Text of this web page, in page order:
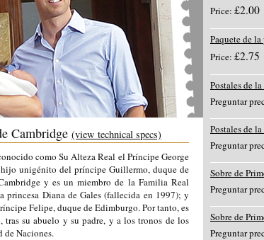
Cambridge (view technical specs)
como Su Alteza Real el Príncipe George
unigénito del príncipe Guillermo, duque de
y es un miembro de la Familia Real
Diana de Gales (fallecida en 1997); y
Felipe, duque de Edimburgo. Por tanto, es
su abuelo y su padre, y a los tronos de los
de Naciones.
Price: £2.00
Paquete de
Price: £2.75
Postales de
Preguntar
Postales de
Preguntar
Sobre de
Preguntar
Sobre de
Preguntar